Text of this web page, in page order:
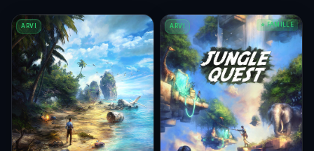
ARVI ARVI ⭐ FAMILLE